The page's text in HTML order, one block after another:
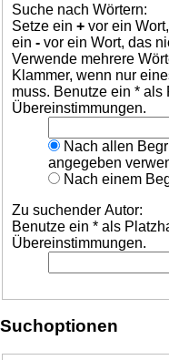
Suche nach Wörtern:
Setze ein + vor ein
ein - vor ein Wort, das
Verwende mehrere
Klammer, wenn nur
muss. Benutze ein *
Übereinstimmungen.
Nach allen
angegeben
Nach einem
Zu suchender Autor:
Benutze ein * als
Übereinstimmungen.
Suchoptionen